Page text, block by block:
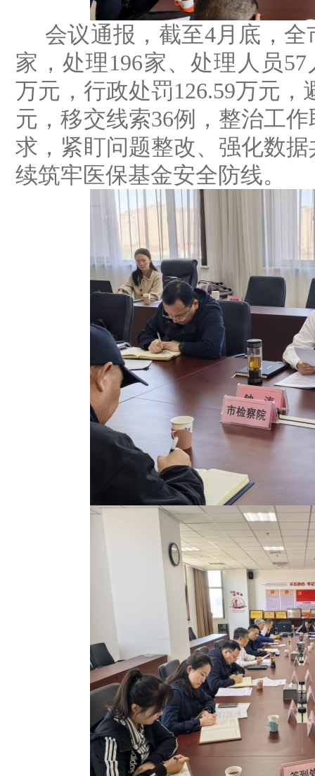
会议通报，截至4月底，全
家，处理196家、处理人员57
万元，行政处罚126.59万元，
元，移交线索36例，整治工
求，紧盯问题整改、强化数
续筑牢医保基金安全防线。